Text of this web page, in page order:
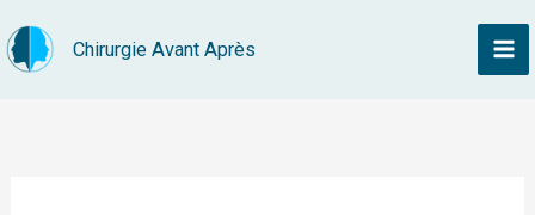
au
Chirurgie Avant Après